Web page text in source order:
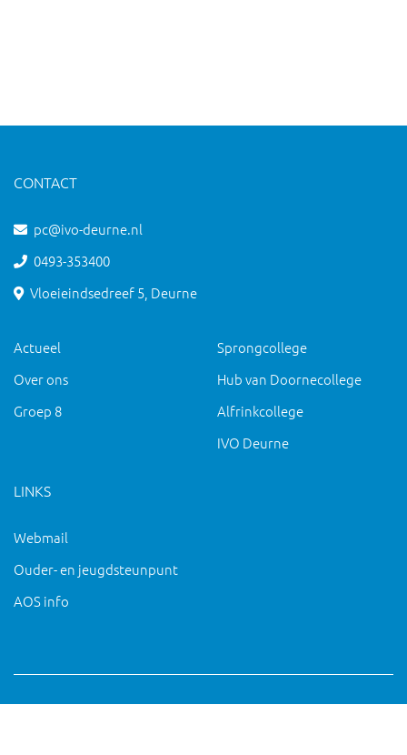
CONTACT
pc@ivo-deurne.nl
0493-353400
Vloeieindsedreef 5, Deurne
Actueel
Over ons
Groep 8
Sprongcollege
Hub van Doornecollege
Alfrinkcollege
IVO Deurne
LINKS
Webmail
Ouder- en jeugdsteunpunt
AOS info